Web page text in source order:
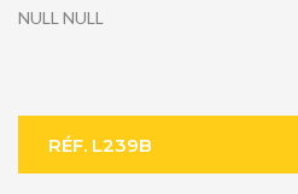
NULL NULL
RÉF. L239B